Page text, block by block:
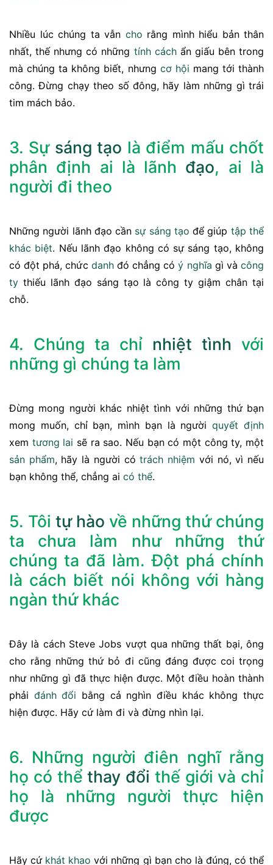
Nhiều lúc chúng ta vẫn cho rằng mình hiểu bản thân
nhất, thế nhưng có những tính cáchẩn giấu bên trong
mà chúng ta không biết, nhưng cơ hội mang tới thành
công. Đừng chạy theo số đông, hãy làm những gì trái
tim mách bảo.
3. Sự sáng tạo là điểm mấu chốt
phân định ai là lãnh đạo, ai là
người đi theo
Những người lãnh đạo cần sự sáng tạo để giúp tập thể
khác biệt. Nếu lãnh đạo không có sự sáng tạo, không
có đột phá, chức danhđó chẳng cóý nghĩa gì vàcông
ty thiếu lãnh đạo sáng tạo là công ty giậm chân tại
chỗ.
4. Chúng ta chỉ nhiệt tình với
những gì chúng ta làm
Đừng mong người khác nhiệt tình với những thứ bạn
mong muốn, chỉ bạn, mình bạn là ngườiquyết định
xem tương lai sẽ ra sao. Nếu bạn có một công ty, một
sản phẩm, hãy là người cótrách nhiệm với nó, vì nếu
bạn không thể, chẳng ai có thể.
5. Tôi tự hào về những thứ chúng
ta chưa làm như những thứ
chúng ta đã làm. Đột phá chính
là cách biết nói không với hàng
ngàn thứ khác
Đây là cách Steve Jobs vượt qua những thất bại, ông
cho rằng những thứ bỏ đi cũng đáng được coi trọng
như những gì đã thực hiện được. Một điều hoàn thành
phải đánh đổi bằng cả nghìn điều khác không thực
hiện được. Hãy cứ làm đi và đừng nhìn lại.
6. Những người điên nghĩ rằng
họ có thểthay đổi thế giới và chỉ
họ là những người thực hiện
được
Hãy cứ khát khao với những gì bạn cho là đúng, có thể